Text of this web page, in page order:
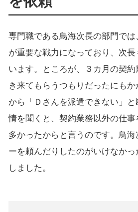
専門職である鳥海次長の部門で
が重要な戦力になっており、次
います。ところが、３カ月の契
き来てもらうつもりだったにも
から「Ｄさんを派遣できない」
情を聞くと、契約業務以外の仕
多かったからと言うのです。鳥
ーを頼んだりしたのがいけなか
しました。